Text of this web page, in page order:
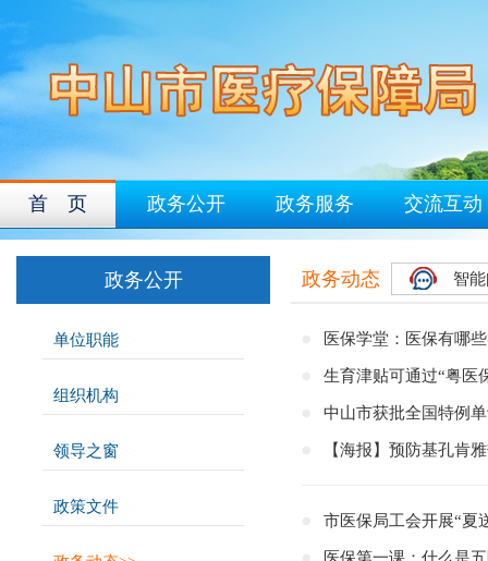
首 页 政务公开 政务服务 交流互动
政务公开
单位职能
组织机构
领导之窗
政策文件
政务动态 智
医保学堂：医保有哪
生育津贴可通过“粤医
中山市获批全国特例
【海报】预防基孔肯
市医保局工会开展“夏